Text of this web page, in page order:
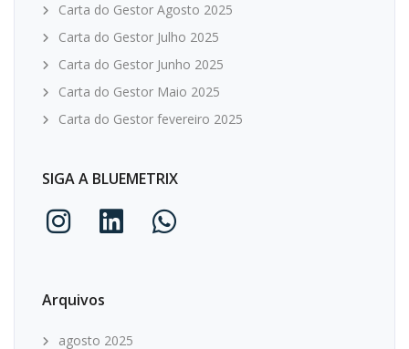
Carta do Gestor Agosto 2025
Carta do Gestor Julho 2025
Carta do Gestor Junho 2025
Carta do Gestor Maio 2025
Carta do Gestor fevereiro 2025
SIGA A BLUEMETRIX
Arquivos
agosto 2025